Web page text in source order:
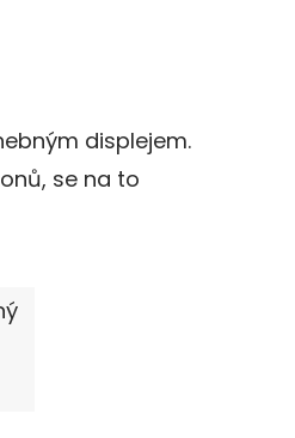
displejem.
se na to